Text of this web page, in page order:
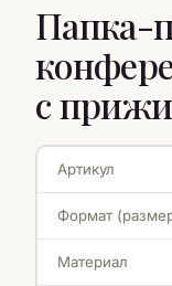
Папка-
с
Артикул
Формат
Материал